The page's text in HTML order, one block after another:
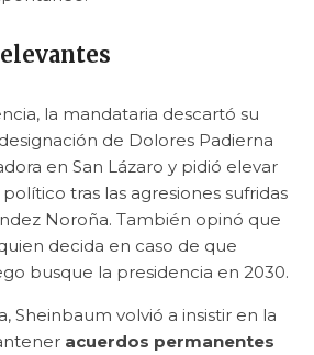
la mandataria descartó su
de Dolores Padierna
en San Lázaro y pidió elevar
tras las agresiones sufridas
Noroña. También opinó que
decida en caso de que
busque la presidencia en 2030.
Sheinbaum volvió a insistir en la
acuerdos permanentes